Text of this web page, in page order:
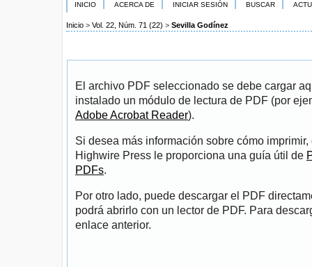
INICIO ACERCA DE INICIAR SESIÓN BUSCAR
Inicio > Vol. 22, Núm. 71 (22) > Sevilla Godínez
El archivo PDF seleccionado se debe cargar
instalado un módulo de lectura de PDF (por
Adobe Acrobat Reader).
Si desea más información sobre cómo
Highwire Press le proporciona una guía útil de
PDFs.
Por otro lado, puede descargar el PDF
podrá abrirlo con un lector de PDF. Para
enlace anterior.